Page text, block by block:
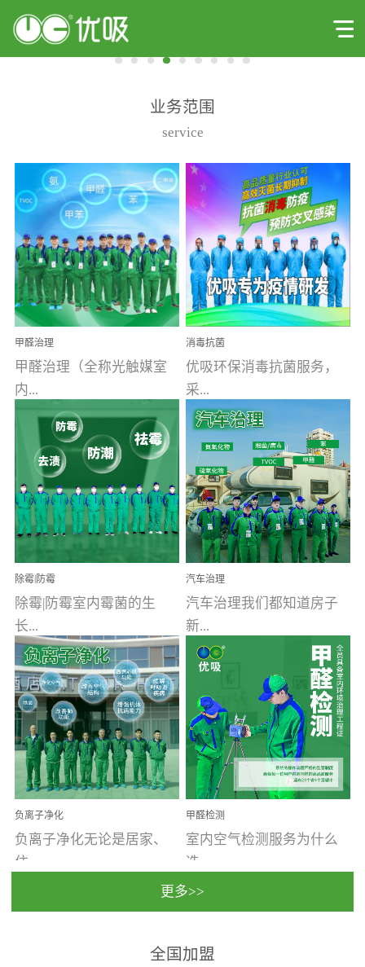
业务范围
service
甲醛治理
甲醛治理（全称光触媒室
内...
空气污染净化治理）工业
文明的进步，创造了多姿
多彩的家居产品和生活情
调，但也带来了以甲醛为
首的室内...
消毒抗菌
优吸环保消毒抗菌服务，
采...
用行业公认奥维牌消毒
液，具备杀死人体冠状病
毒的功效，杀菌率
99.99%。相对于传统消毒
液来说，无...
除霉|防霉
除霉|防霉室内霉菌的生
长...
受温度、湿度、基质养
分、通风四个条件影响，
温暖潮湿、营养物质多、
通风缓慢的空间最易滋生
大量霉菌的...
汽车治理
汽车治理我们都知道房子
新...
装修完会有甲醛，其实汽
车的甲醛超标问题更为严
重。汽车的空间范围小，
配件、皮具、装饰多，这
些都是汽...
负离子净化
负离子净化无论是居家、
住...
动，人类长时间停留的室
甲醛检测
室内空气检测服务为什么
选...
行国家规定的标准检测方
更多>>
全国加盟